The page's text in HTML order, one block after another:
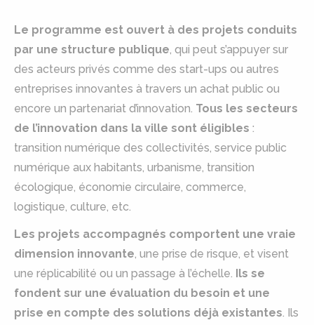
Le programme est ouvert à des projets conduits
par une structure publique, qui peut s’appuyer sur
des acteurs privés comme des start-ups ou autres
entreprises innovantes à travers un achat public ou
encore un partenariat d’innovation. Tous les secteurs
de l’innovation dans la ville sont éligibles :
transition numérique des collectivités, service public
numérique aux habitants, urbanisme, transition
écologique, économie circulaire, commerce,
logistique, culture, etc.
Les projets accompagnés comportent une vraie
dimension innovante, une prise de risque, et visent
une réplicabilité ou un passage à l’échelle. Ils se
fondent sur une évaluation du besoin et une
prise en compte des solutions déjà existantes. Ils